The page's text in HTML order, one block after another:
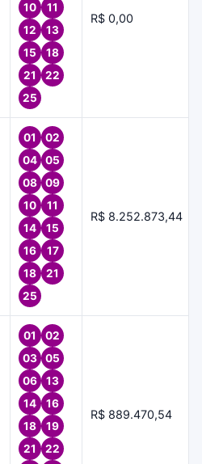
10
11
12
13
15
18
21
22
25
R$ 0,00
01
02
04
05
08
09
10
11
14
15
16
17
18
21
25
R$ 8.252.873,44
01
02
03
05
06
13
14
16
18
19
21
22
R$ 889.470,54